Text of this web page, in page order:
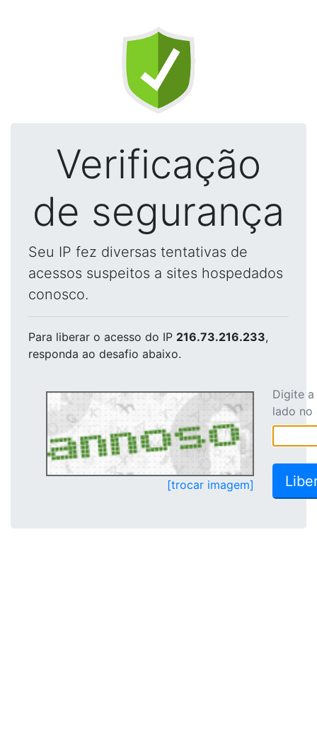
Verificação
de segurança
Seu IP fez diversas tentativas de
acessos suspeitos a sites hospedados
conosco.
Para liberar o acesso do IP 216.73.216.233,
responda ao desafio abaixo.
[trocar imagem]
Digite
lado no